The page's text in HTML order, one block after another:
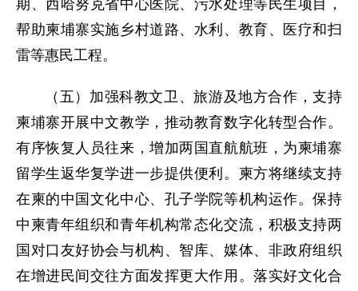
期、西哈努克省中心医院、污水处理等民生项目，
帮助柬埔寨实施乡村道路、水利、教育、医疗和扫
雷等惠民工程。
（五）加强科教文卫、旅游及地方合作，支持
柬埔寨开展中文教学，推动教育数字化转型合作。
有序恢复人员往来，增加两国直航航班，为柬埔寨
留学生返华复学进一步提供便利。柬方将继续支持
在柬的中国文化中心、孔子学院等机构运作。保持
中柬青年组织和青年机构常态化交流，积极支持两
国对口友好协会与机构、智库、媒体、非政府组织
在增进民间交往方面发挥更大作用。落实好文化合